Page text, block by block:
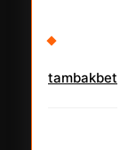
tambakbet